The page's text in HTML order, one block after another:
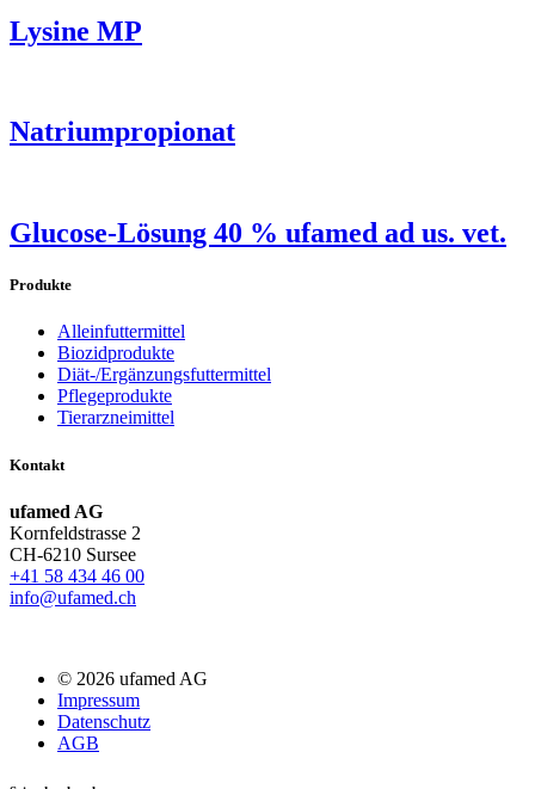
Lysine MP
Natriumpropionat
Glucose-Lösung 40 % ufamed ad us. vet.
Produkte
Alleinfuttermittel
Biozidprodukte
Diät-/Ergänzungsfuttermittel
Pflegeprodukte
Tierarzneimittel
Kontakt
ufamed AG
Kornfeldstrasse 2
CH-6210 Sursee
+41 58 434 46 00
info@ufamed.ch
© 2026 ufamed AG
Impressum
Datenschutz
AGB